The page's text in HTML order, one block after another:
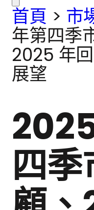
首頁 > 市
年第四季
2025 年
展望
四